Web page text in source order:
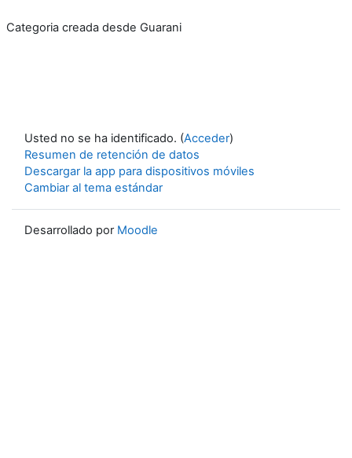
Categoria creada desde Guarani
Usted no se ha identificado. (Acceder)
Resumen de retención de datos
Descargar la app para dispositivos móviles
Cambiar al tema estándar
Desarrollado por Moodle